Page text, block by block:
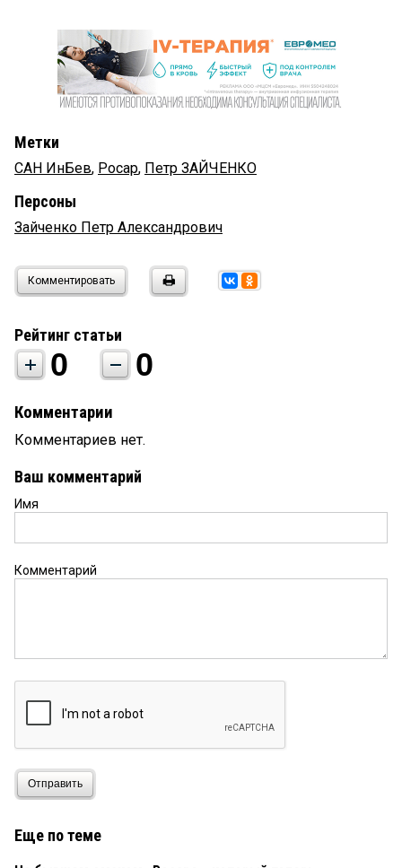
Метки
САН ИнБев, Росар, Петр ЗАЙЧЕНКО
Персоны
Зайченко Петр Александрович
Комментировать
Рейтинг статьи
0 0
Комментарии
Комментариев нет.
Ваш комментарий
Имя
Комментарий
Отправить
Еще по теме